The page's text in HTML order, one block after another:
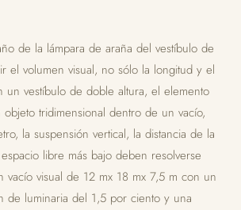
de la lámpara de araña del vestíbulo de
el volumen visual, no sólo la longitud y el
un vestíbulo de doble altura, el elemento
tridimensional dentro de un vacío,
la suspensión vertical, la distancia de la
libre más bajo deben resolverse
vacío visual de 12 mx 18 mx 7,5 m con un
de luminaria del 1,5 por ciento y una